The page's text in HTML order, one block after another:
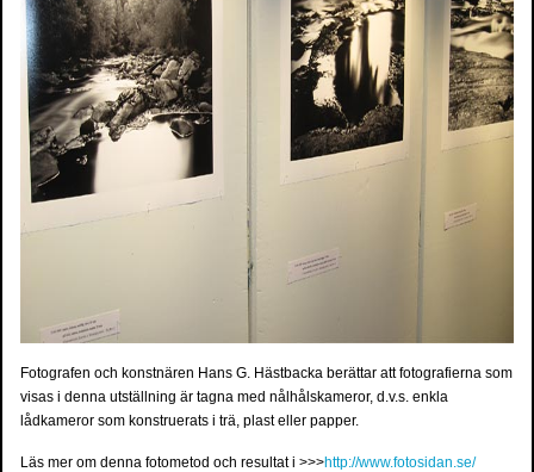
Fotografen och konstnären Hans G. Hästbacka berättar att fotografierna som
visas i denna utställning är tagna med nålhålskameror, d.v.s. enkla
lådkameror som konstruerats i trä, plast eller papper.
Läs mer om denna fotometod och resultat i >>>http://www.fotosidan.se/